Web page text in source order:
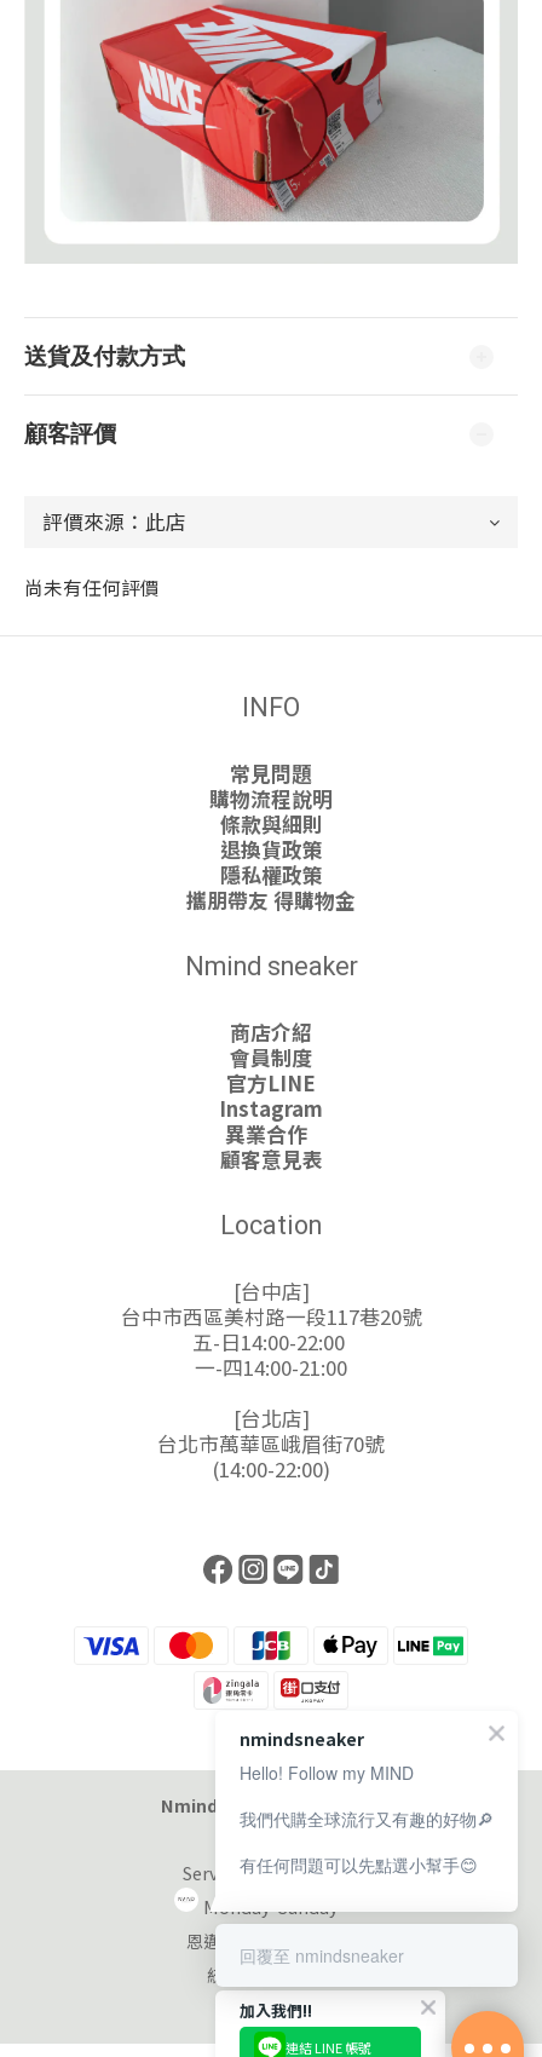
送貨及付款方式
顧客評價
尚未有任何評價
INFO
常見問題
購物流程說明
條款與細則
退換貨政策
隱私權政策
攜朋帶友 得購物金
Nmind sneaker
商店介紹
會員制度
官方LINE
Instagram
異業合作
顧客意見表
Location
[台中店]
台中市西區美村路一段117巷20號
五-日14:00-22:00
一-四14:00-21:00
[台北店]
台北市萬華區峨眉街70號
(14:00-22:00)
Nmind Sneaker 恩邁選貨店
Service at 11:00-19:00
Monday-Sunday
恩邁國際股份有限公司
統編：90353953
加入我們!!
連結 LINE 帳號
nmindsneaker
Hello! Follow my MIND
我們代購全球流行又有趣的好物🔎
有任何問題可以先點選小幫手😊
回覆至 nmindsneaker